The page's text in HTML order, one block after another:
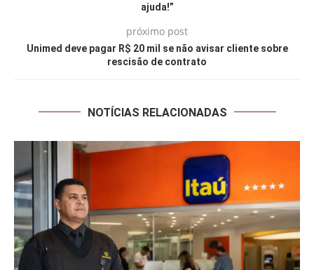
ajuda!”
próximo post
Unimed deve pagar R$ 20 mil se não avisar cliente sobre
rescisão de contrato
NOTÍCIAS RELACIONADAS